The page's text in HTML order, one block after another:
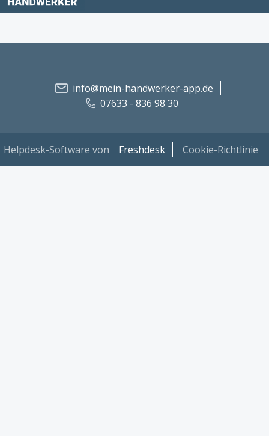
info@mein-handwerker-app.de
07633 - 836 98 30
Helpdesk-Software von Freshdesk Cookie-Richtlinie